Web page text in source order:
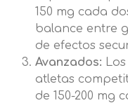
150 mg cada
balance entre
de efectos
Avanzados:
atletas
de 150-200 mg